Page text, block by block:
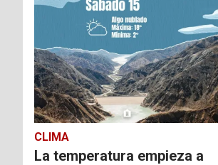
CLIMA
La temperatura empieza a